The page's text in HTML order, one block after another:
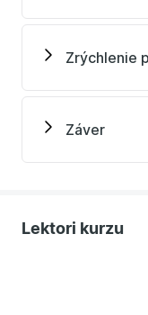
Zrýchlenie
Záver
Lektori kurzu